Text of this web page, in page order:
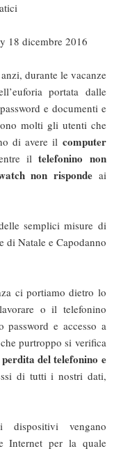
18 dicembre 2016
durante le vacanze
portata dalle
e documenti e
molti gli utenti che
di avere il computer
iltelefonino non
non rispondeai
semplici misure di
di Natale e Capodanno
ci portiamo dietro lo
o il telefonino
password e accesso a
purtroppo si verifica
del telefonino e
di tutti i nostri dati,
vengano
Internet per la quale